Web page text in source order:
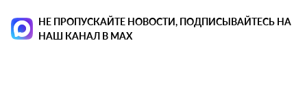
НЕ ПРОПУСКАЙТЕ НОВОСТИ, ПОДПИСЫВАЙТЕСЬ НА
НАШ КАНАЛ В MAX